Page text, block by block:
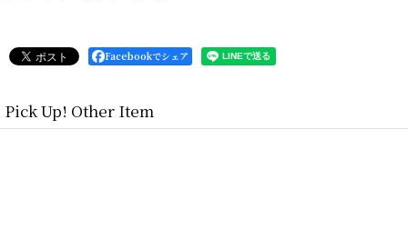
Facebookでシェア
Pick Up! Other Item